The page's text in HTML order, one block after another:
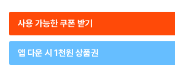
사용 가능한 쿠폰 받기
앱 다운 시 1천원 상품권